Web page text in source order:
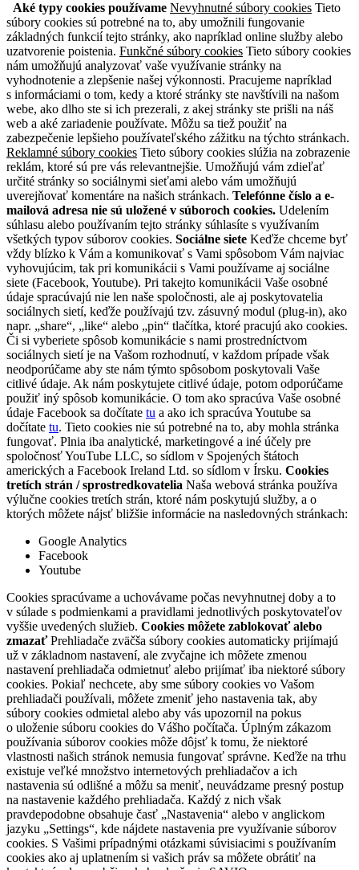
Aké typy cookies používame Nevyhnutné súbory cookies Tieto
súbory cookies sú potrebné na to, aby umožnili fungovanie
základných funkcií tejto stránky, ako napríklad online služby alebo
uzatvorenie poistenia. Funkčné súbory cookies Tieto súbory cookies
nám umožňujú analyzovať vaše využívanie stránky na
vyhodnotenie a zlepšenie našej výkonnosti. Pracujeme napríklad
s informáciami o tom, kedy a ktoré stránky ste navštívili na našom
webe, ako dlho ste si ich prezerali, z akej stránky ste prišli na náš
web a aké zariadenie používate. Môžu sa tiež použiť na
zabezpečenie lepšieho používateľského zážitku na týchto stránkach.
Reklamné súbory cookies Tieto súbory cookies slúžia na zobrazenie
reklám, ktoré sú pre vás relevantnejšie. Umožňujú vám zdieľať
určité stránky so sociálnymi sieťami alebo vám umožňujú
uverejňovať komentáre na našich stránkach. Telefónne číslo a e-
mailová adresa nie sú uložené v súboroch cookies. Udelením
súhlasu alebo používaním tejto stránky súhlasíte s využívaním
všetkých typov súborov cookies. Sociálne siete Keďže chceme byť
vždy blízko k Vám a komunikovať s Vami spôsobom Vám najviac
vyhovujúcim, tak pri komunikácii s Vami používame aj sociálne
siete (Facebook, Youtube). Pri takejto komunikácii Vaše osobné
údaje spracúvajú nie len naše spoločnosti, ale aj poskytovatelia
sociálnych sietí, keďže používajú tzv. zásuvný modul (plug-in), ako
napr. „share“, „like“ alebo „pin“ tlačítka, ktoré pracujú ako cookies.
Či si vyberiete spôsob komunikácie s nami prostredníctvom
sociálnych sietí je na Vašom rozhodnutí, v každom prípade však
neodporúčame aby ste nám týmto spôsobom poskytovali Vaše
citlivé údaje. Ak nám poskytujete citlivé údaje, potom odporúčame
použiť iný spôsob komunikácie. O tom ako spracúva Vaše osobné
údaje Facebook sa dočítate tu a ako ich spracúva Youtube sa
dočítate tu. Tieto cookies nie sú potrebné na to, aby mohla stránka
fungovať. Plnia iba analytické, marketingové a iné účely pre
spoločnosť YouTube LLC, so sídlom v Spojených štátoch
amerických a Facebook Ireland Ltd. so sídlom v Írsku. Cookies
tretích strán / sprostredkovatelia Naša webová stránka používa
výlučne cookies tretích strán, ktoré nám poskytujú služby, a o
ktorých môžete nájsť bližšie informácie na nasledovných stránkach:
Google Analytics
Facebook
Youtube
Cookies spracúvame a uchovávame počas nevyhnutnej doby a to
v súlade s podmienkami a pravidlami jednotlivých poskytovateľov
vyššie uvedených služieb. Cookies môžete zablokovať alebo
zmazaťPrehliadače zväčša súbory cookies automaticky prijímajú
už v základnom nastavení, ale zvyčajne ich môžete zmenou
nastavení prehliadača odmietnuť alebo prijímať iba niektoré súbory
cookies. Pokiaľ nechcete, aby sme súbory cookies vo Vašom
prehliadači používali, môžete zmeniť jeho nastavenia tak, aby
súbory cookies odmietal alebo aby vás upozornil na pokus
o uloženie súboru cookies do Vášho počítača. Úplným zákazom
používania súborov cookies môže dôjsť k tomu, že niektoré
vlastnosti našich stránok nemusia fungovať správne. Keďže na trhu
existuje veľké množstvo internetových prehliadačov a ich
nastavenia sú odlišné a môžu sa meniť, neuvádzame presný postup
na nastavenie každého prehliadača. Každý z nich však
pravdepodobne obsahuje časť „Nastavenia“ alebo v anglickom
jazyku „Settings“, kde nájdete nastavenia pre využívanie súborov
cookies. S Vašimi prípadnými otázkami súvisiacimi s používaním
cookies ako aj uplatnením si vašich práv sa môžete obrátiť na